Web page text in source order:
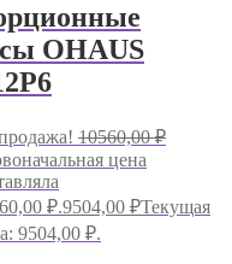
OHAUS
10560,00₽
цена
₽.9504,00 ₽Текущая
9504,00 ₽.